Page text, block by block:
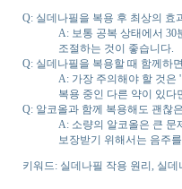
Q: 실데나필을 복용 후 최상의 효
A: 보통 공복 상태에서
조절하는 것이 좋습니다.
Q: 실데나필을 복용할 때 함께하
A: 가장 주의해야 할 것은
복용 중인 다른 약이 있다
Q: 알코올과 함께 복용해도 괜찮
A: 소량의 알코올은 큰 문
보장받기 위해서는 음주
키워드: 실데나필 작용 원리, 실